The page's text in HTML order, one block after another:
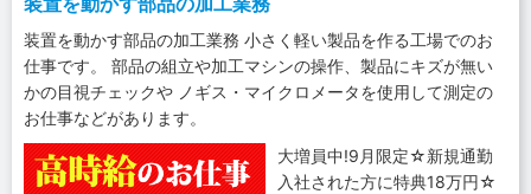
装置を動かす部品の加工業務 小さく軽い製品を作る工場でのお
仕事です。 部品の組立や加工マシンの操作、製品にキズが無い
かの目視チェックや ノギス・マイクロメータを使用して測定の
お仕事などがあります。
大増員中!9月限定☆新規通勤
入社された方に特典18万円☆